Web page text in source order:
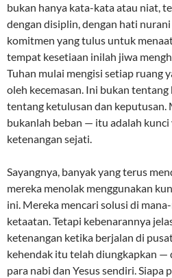
bukan hanya kata-kata atau niat,
dengan disiplin, dengan hati
komitmen yang tulus untuk
tempat kesetiaan inilah jiwa
Tuhan mulai mengisi setiap ruang
oleh kecemasan. Ini bukan
tentang ketulusan dan keputusan.
bukanlah beban — itu adalah
ketenangan sejati.
Sayangnya, banyak yang terus
mereka menolak menggunakan
ini. Mereka mencari solusi di
ketaatan. Tetapi kebenarannya
ketenangan ketika berjalan di
kehendak itu telah diungkapkan —
para nabi dan Yesus sendiri. Siapa